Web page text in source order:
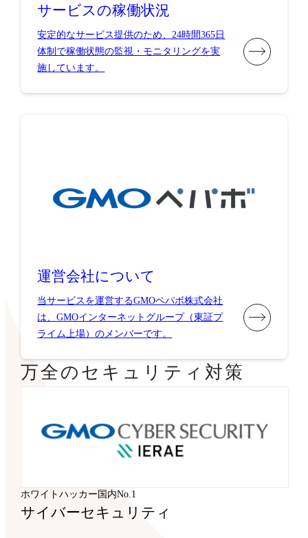
サービスの稼働状況
安定的なサービス提供のため、24時間365日
体制で稼働状態の監視・モニタリングを実
施しています。
運営会社について
当サービスを運営するGMOペパボ株式会社
は、GMOインターネットグループ（東証プ
ライム上場）のメンバーです。
万全のセキュリティ対策
ホワイトハッカー国内No.1
サイバーセキュリティ